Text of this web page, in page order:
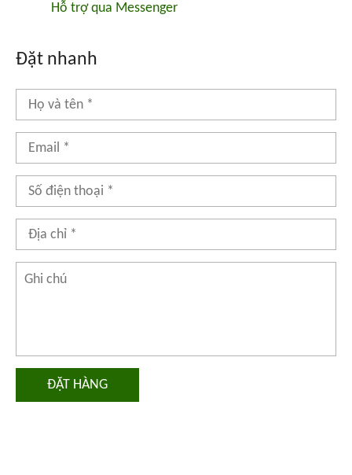
Hỗ trợ qua Messenger
Đặt nhanh
ĐẶT HÀNG